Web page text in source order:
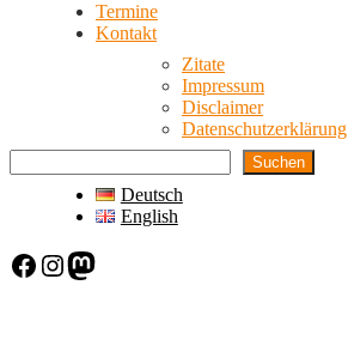
Termine
Kontakt
Zitate
Impressum
Disclaimer
Datenschutzerklärung
Suchen
Deutsch
English
Facebook Instagram Mastodon